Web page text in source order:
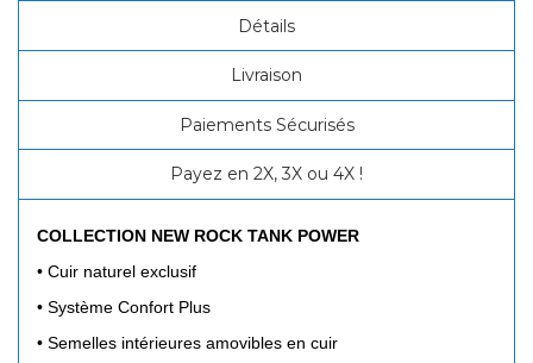
Détails
Livraison
Paiements Sécurisés
Payez en 2X, 3X ou 4X !
COLLECTION NEW ROCK TANK POWER
• Cuir naturel exclusif
• Système Confort Plus
• Semelles intérieures amovibles en cuir